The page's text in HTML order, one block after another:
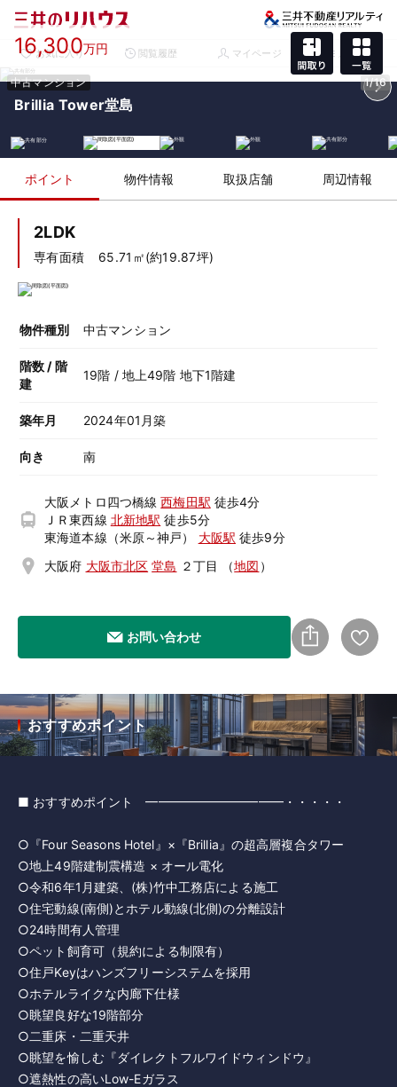
お気に入り 閲覧履歴 マイページ メニュー
中古マンション 1/16
16,300万円
Brillia Tower堂島
ポイント 物件情報 取扱店舗 周辺情報
2LDK
専有面積 65.71㎡(約19.87坪)
物件種別 中古マンション
階数 / 階
建
19階 / 地上49階 地下1階建
築年月 2024年01月築
向き 南
大阪メトロ四つ橋線西梅田駅 徒歩4分
ＪＲ東西線 北新地駅 徒歩5分
東海道本線（米原～神戸） 大阪駅 徒歩9分
大阪府 大阪市北区 堂島 ２丁目 （地図 ）
お問い合わせ
おすすめポイント
■ おすすめポイント ━━━━━━━━━━━・・・・・
○『Four Seasons Hotel』×『Brillia』の超高層複合タワー
○地上49階建制震構造 × オール電化
○令和6年1月建築、(株)竹中工務店による施工
○住宅動線(南側)とホテル動線(北側)の分離設計
○24時間有人管理
○ペット飼育可（規約による制限有）
○住戸Keyはハンズフリーシステムを採用
○ホテルライクな内廊下仕様
○眺望良好な19階部分
○二重床・二重天井
○眺望を愉しむ『ダイレクトフルワイドウィンドウ』
○遮熱性の高いLow-Eガラス